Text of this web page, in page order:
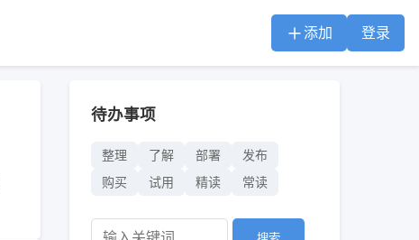
添加 登录
待办事项
整理 了解 部署
发布
购买
试用 精读 常读